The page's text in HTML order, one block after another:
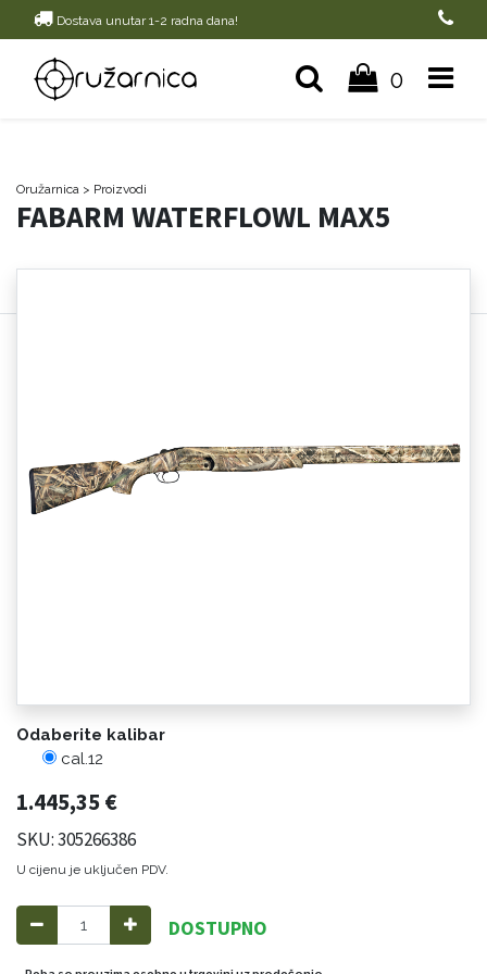
Dostava unutar 1-2 radna dana!
0
Oružarnica > Proizvodi
FABARM WATERFLOWL MAX5
Odaberite kalibar
cal.12
1.445,35€
SKU: 305266386
U cijenu je uključen PDV.
DOSTUPNO